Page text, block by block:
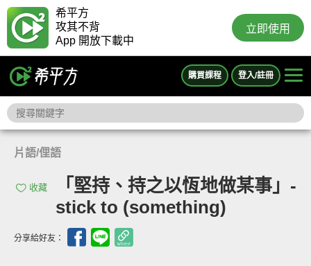
希平方
攻其不背
App 開放下載中
立即使用
購買課程 登入/註冊
片語/俚語
收藏
「堅持、持之以恆地做某事」-
stick to (something)
分享給好友：